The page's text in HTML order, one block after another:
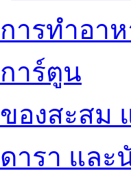
การทำอา
การ์ตูน
ของสะสม
ดารา และ